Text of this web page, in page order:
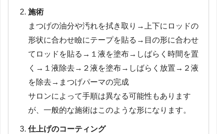
施術
まつげの油分や汚れを拭き取り→上下にロッドの
形状に合わせ瞼にテープを貼る→目の形に合わせ
てロッドを貼る→１液を塗布→しばらく時間を置
く→１液除去→２液を塗布→しばらく放置→２液
を除去→まつげパーマの完成
サロンによって手順は異なる可能性もあります
が、一般的な施術はこのような形になります。
仕上げのコーティング